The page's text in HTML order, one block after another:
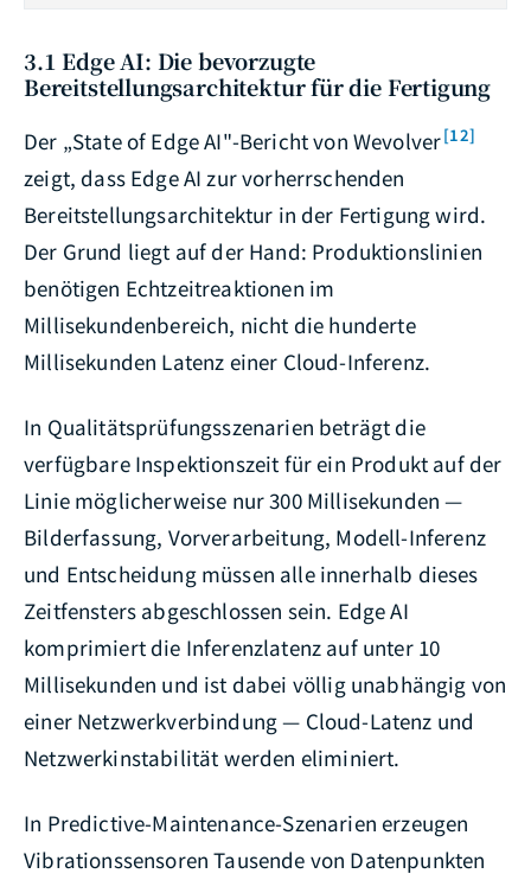
3.1 Edge AI: Die bevorzugte
Bereitstellungsarchitektur für die Fertigung
Der „State of Edge AI"-Bericht von Wevolver[12]
zeigt, dass Edge AI zur vorherrschenden
Bereitstellungsarchitektur in der Fertigung wird.
Der Grund liegt auf der Hand: Produktionslinien
benötigen Echtzeitreaktionen im
Millisekundenbereich, nicht die hunderte
Millisekunden Latenz einer Cloud-Inferenz.
In Qualitätsprüfungsszenarien beträgt die
verfügbare Inspektionszeit für ein Produkt auf der
Linie möglicherweise nur 300 Millisekunden —
Bilderfassung, Vorverarbeitung, Modell-Inferenz
und Entscheidung müssen alle innerhalb dieses
Zeitfensters abgeschlossen sein. Edge AI
komprimiert die Inferenzlatenz auf unter 10
Millisekunden und ist dabei völlig unabhängig von
einer Netzwerkverbindung — Cloud-Latenz und
Netzwerkinstabilität werden eliminiert.
In Predictive-Maintenance-Szenarien erzeugen
Vibrationssensoren Tausende von Datenpunkten